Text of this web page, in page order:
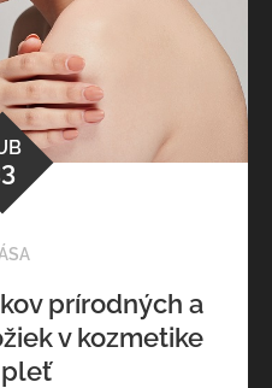
prírodných a
v kozmetike